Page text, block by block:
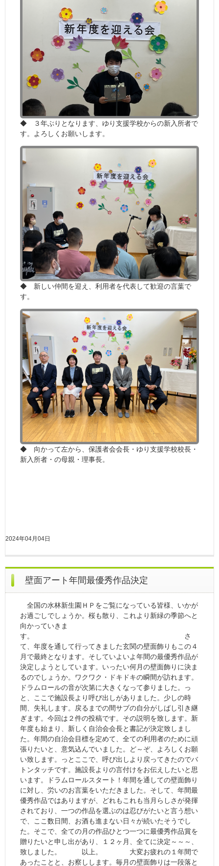
◆ ３年ぶりとなります、ゆり支援学校からの新入所者で
す。よろしくお願いします。
◆ 新しい仲間を迎え、利用者を代表して歓迎の言葉で
す。
◆ 向かって左から、保護者会会長・ゆり支援学校校長・
新入所者・の母親・理事長。
2024年04月04日
壁面アート年間最優秀作品決定
全国の水林新生園ＨＰをご覧になっている皆様、いかが
お過ごしでしょうか。桜も散り、これより新緑の季節へと
向かっていきま
す。 さ
て、年度を通して行ってきました玄関の壁面飾りもこの４
月で最終となります。そしていよいよ年間の最優秀作品が
決定しようとしています。いったい何月の壁面飾りに決ま
るのでしょうか。ワクワク・ドキドキの瞬間が訪れます。
ドラムロールの音が次第に大きくなって参りました。っ
と、ここで施設長より呼び出しがありました。少しの時
間、失礼します。戻るまでの間サブの自分がしばし引き継
ぎます。今回は２件の投稿です。その説明を致します。新
年度も始まり、新しく自治会会長と書記が決定致しまし
た。年間の自治会目標を定めて、全ての利用者のために頑
張りたいと、意気込んでいました。ど～ぞ、よろしくお願
い致します。っとここで、呼び出しより戻ってきたのでバ
トンタッチです。施設長よりの言付けをお伝えしたいと思
います。ドラムロールスタート！年間を通しての壁面飾り
に対し、労いのお言葉をいただきました。そして、年間最
優秀作品ではありますが、どれもこれも当月らしさが発揮
されており、一つの作品を選ぶのは忍びがたいと言う想い
で、ここ数日間、お酒も進まない日々が続いたそうでし
た。そこで、全ての月の作品ひとつ一つに最優秀作品賞を
贈りたいと申し出があり、１２ヶ月、全てに決定～～～、
致しました。 以上。 大変お疲れの１年間で
あったことと、お察しします。毎月の壁面飾りは一段落と